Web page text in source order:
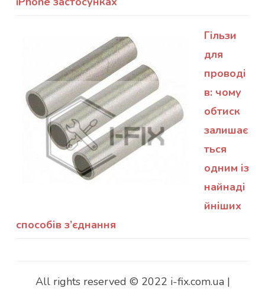
Гільзи
для
проводі
в: чому
обтиск
залишає
ться
одним із
найнаді
йніших
способів з’єднання
All rights reserved © 2022 i-fix.com.ua |